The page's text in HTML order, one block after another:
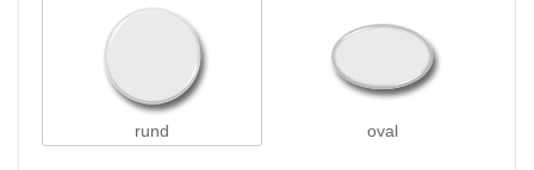
rund oval